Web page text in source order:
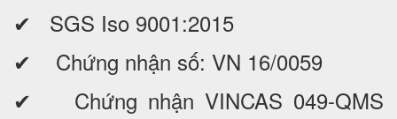
✔ SGS Iso 9001:2015
✔ Chứng nhận số: VN 16/0059
✔ Chứng nhận VINCAS 049-QMS